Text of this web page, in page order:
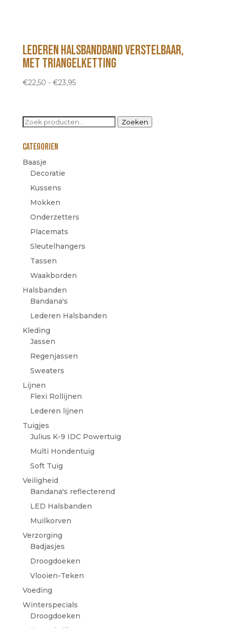
lederen halsbandband verstelbaar,
met triangelketting
€22,50 - €23,95Prijsklasse:
€23,95
Zoeken
Zoeken
Categorien
Baasje
Decoratie
Kussens
Mokken
Onderzetters
Placemats
Sleutelhangers
Tassen
Waakborden
Halsbanden
Bandana's
Lederen Halsbanden
Kleding
Jassen
Regenjassen
Sweaters
Lijnen
Flexi Rollijnen
Lederen lijnen
Tuigjes
Julius K-9 IDC Powertuig
Multi Hondentuig
Soft Tuig
Veiligheid
Bandana's reflecterend
LED Halsbanden
Muilkorven
Verzorging
Badjasjes
Droogdoeken
Vlooien-Teken
Voeding
Winterspecials
Droogdoeken